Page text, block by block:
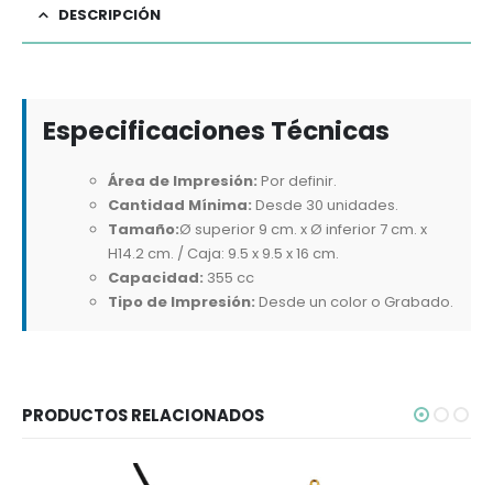
DESCRIPCIÓN
Especificaciones Técnicas
Área de Impresión: Por definir.
Cantidad Mínima: Desde 30 unidades.
Tamaño:Ø superior 9 cm. x Ø inferior 7 cm. x
H14.2 cm. / Caja: 9.5 x 9.5 x 16 cm.
Capacidad: 355 cc
Tipo de Impresión: Desde un color o Grabado.
PRODUCTOS RELACIONADOS